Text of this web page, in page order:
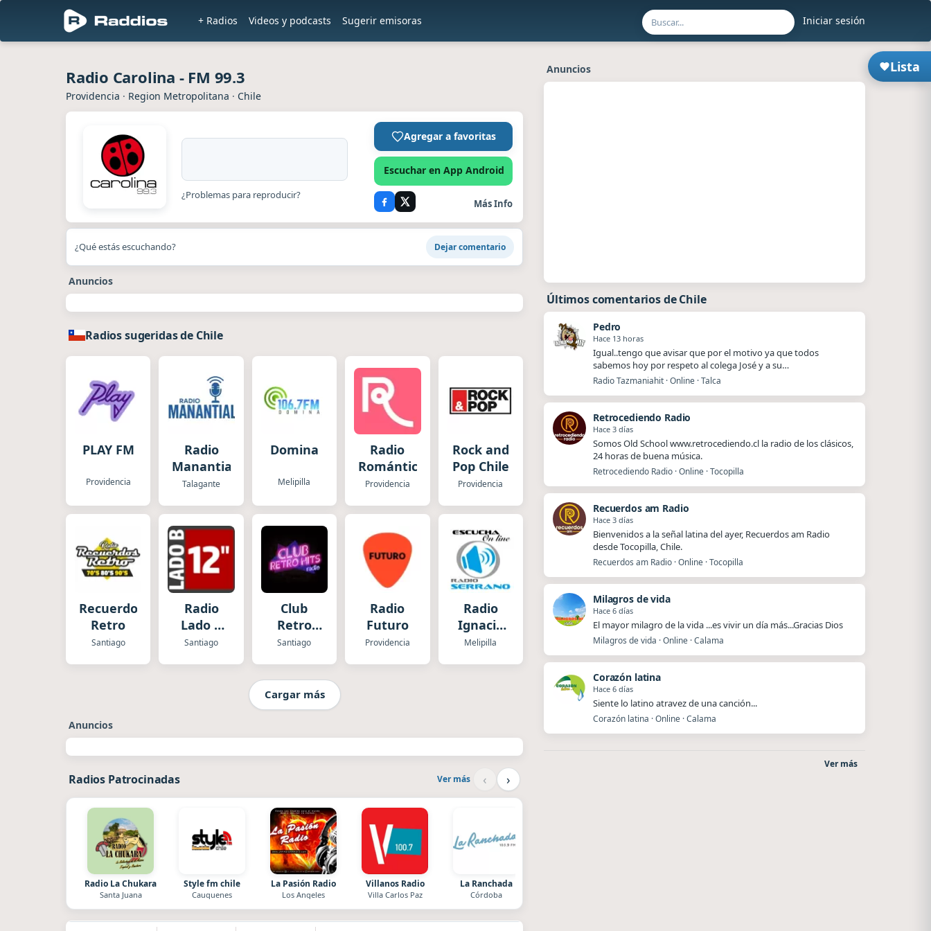
Iniciar sesión
+ Radios Videos y podcasts Sugerir emisoras
Lista
Radio Carolina - FM 99.3
Providencia · Region Metropolitana · Chile
¿Problemas para reproducir?
Agregar a favoritas
Escuchar en App Android
Más Info
¿Qué estás escuchando? Dejar comentario
Anuncios
Radios sugeridas de Chile
PLAY FM
Providencia
Radio
Manantial
Talagante
Domina
Melipilla
Radio
Romántica
Providencia
Rock and
Pop Chile
Providencia
Recuerdos
Retro
Santiago
Radio
Lado B
Classic
Santiago
Club
Retro
Hits
Santiago
Radio
Futuro
Providencia
Radio
Ignacio
Serrano
Melipilla
Cargar más
Anuncios
Radios Patrocinadas Ver más ‹ ›
Radio La Chukara
Santa Juana
Style fm chile
Cauquenes
La Pasión Radio
Los Angeles
Villanos Radio
Villa Carlos Paz
La Ranchada
Córdoba
Anuncios
Últimos comentarios de Chile
Pedro
Hace 13 horas
Igual..tengo que avisar que por el motivo ya que todos
sabemos hoy por respeto al colega José y a su…
Radio Tazmaniahit · Online · Talca
Retrocediendo Radio
Hace 3 días
Somos Old School www.retrocediendo.cl la radio de los clásicos,
24 horas de buena música.
Retrocediendo Radio · Online · Tocopilla
Recuerdos am Radio
Hace 3 días
Bienvenidos a la señal latina del ayer, Recuerdos am Radio
desde Tocopilla, Chile.
Recuerdos am Radio · Online · Tocopilla
Milagros de vida
Hace 6 días
El mayor milagro de la vida ...es vivir un día más...Gracias Dios
Milagros de vida · Online · Calama
Corazón latina
Hace 6 días
Siente lo latino atravez de una canción...
Corazón latina · Online · Calama
Ver más